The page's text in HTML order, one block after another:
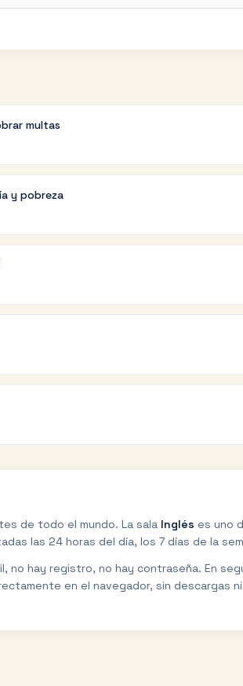
multas
y pobreza
de todo el mundo. La sala Inglés es uno
las 24 horas del día, los 7 días de la
no hay registro, no hay contraseña. En
en el navegador, sin descargas ni